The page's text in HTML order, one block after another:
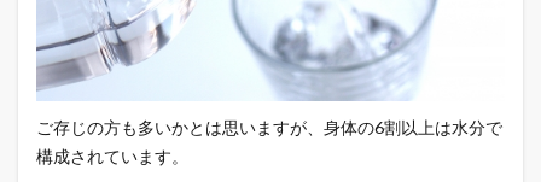
ご存じの方も多いかとは思いますが、身体の6割以上は水分で
構成されています。